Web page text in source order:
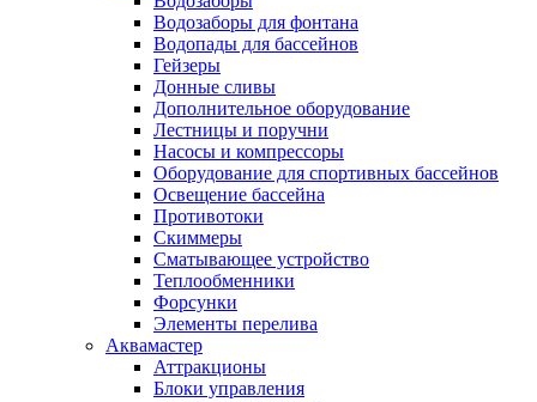
Водозаборы для фонтана
Водопады для бассейнов
Гейзеры
Донные сливы
Дополнительное оборудование
Лестницы и поручни
Насосы и компрессоры
Оборудование для спортивных бассейнов
Освещение бассейна
Противотоки
Скиммеры
Сматывающее устройство
Теплообменники
Форсунки
Элементы перелива
Аквамастер
Аттракционы
Блоки управления